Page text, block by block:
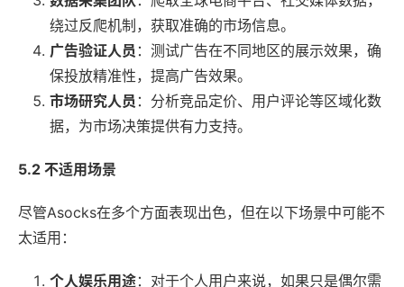
绕过反爬机制，获取准确的市场信息。
广告验证人员 ：测试广告在不同地区的展示效果，确
保投放精准性，提高广告效果。
市场研究人员 ：分析竞品定价、用户评论等区域化数
据，为市场决策提供有力支持。
5.2 不适用场景
尽管Asocks在多个方面表现出色，但在以下场景中可能不
太适用：
个人娱乐用途：对于个人用户来说，如果只是偶尔需